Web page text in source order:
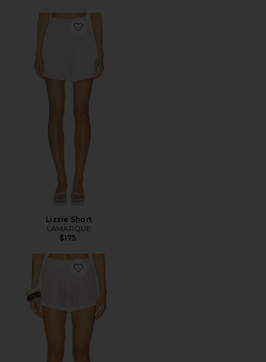
Favorite Lizzie Short
Lizzie Short
LAMARQUE
$175
Favorite Rosie Short